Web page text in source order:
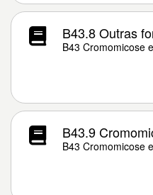
B43.8 Outras
B43 Cromomicose
B43.9
B43 Cromomicose